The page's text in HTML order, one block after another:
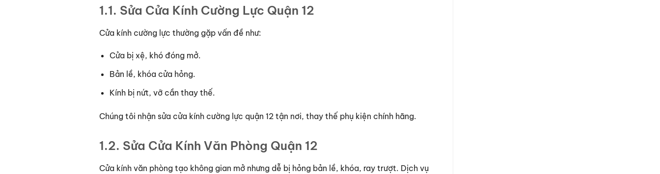
1.1. Sửa Cửa Kính Cường Lực Quận 12
Cửa kính cường lực thường gặp vấn đề như:
Cửa bị xệ, khó đóng mở.
Bản lề, khóa cửa hỏng.
Kính bị nứt, vỡ cần thay thế.
Chúng tôi nhận sửa cửa kính cường lực quận 12 tận nơi, thay thế phụ kiện chính hãng.
1.2. Sửa Cửa Kính Văn Phòng Quận 12
Cửa kính văn phòng tạo không gian mở nhưng dễ bị hỏng bản lề, khóa, ray trượt. Dịch vụ